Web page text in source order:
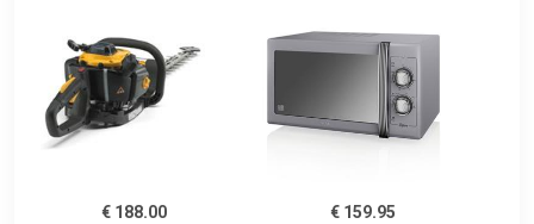
€ 188.00
€ 159.95